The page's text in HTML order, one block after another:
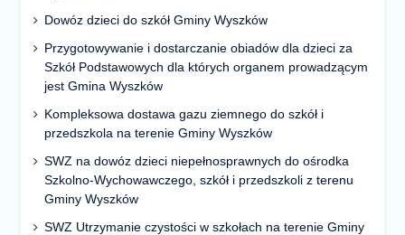
Dowóz dzieci do szkół Gminy Wyszków
Przygotowywanie i dostarczanie obiadów dla dzieci za
Szkół Podstawowych dla których organem prowadzącym
jest Gmina Wyszków
Kompleksowa dostawa gazu ziemnego do szkół i
przedszkola na terenie Gminy Wyszków
SWZ na dowóz dzieci niepełnosprawnych do ośrodka
Szkolno-Wychowawczego, szkół i przedszkoli z terenu
Gminy Wyszków
SWZ Utrzymanie czystości w szkołach na terenie Gminy